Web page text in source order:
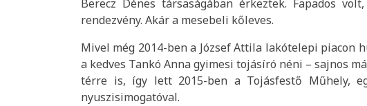
Berecz Dénes társaságában érkeztek. Fapados
rendezvény. Akár a mesebeli kőleves.
Mivel még 2014-ben a József Attila lakótelepi piacon
a kedves Tankó Anna gyimesi tojásíró néni – sajnos
térre is, így lett 2015-ben a Tojásfestő Műhely,
nyuszisimogatóval.